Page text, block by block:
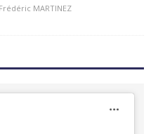
Frédéric MARTINEZ